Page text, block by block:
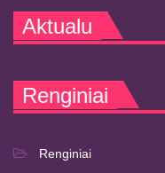
Aktualu
Renginiai
Renginiai